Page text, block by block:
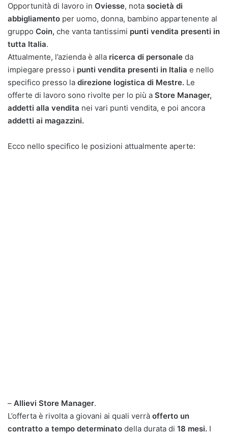
Opportunità di lavoro in Oviesse, nota società di
abbigliamento per uomo, donna, bambino appartenente al
gruppo Coin, che vanta tantissimi punti vendita presenti in
tutta Italia.
Attualmente, l’azienda è alla ricerca di personale da
impiegare presso i punti vendita presenti in Italia e nello
specifico presso la direzione logistica di Mestre. Le
offerte di lavoro sono rivolte per lo più a Store Manager,
addetti alla vendita nei vari punti vendita, e poi ancora
addetti ai magazzini.
Ecco nello specifico le posizioni attualmente aperte:
– Allievi Store Manager.
L’offerta è rivolta a giovani ai quali verrà offerto un
contratto a tempo determinato della durata di 18 mesi. I